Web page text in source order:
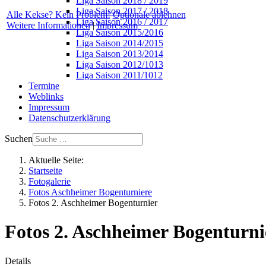
Liga Saison 2017 / 2018
Liga Saison 2016 / 2017
Liga Saison 2015/2016
Liga Saison 2014/2015
Liga Saison 2013/2014
Liga Saison 2012/1013
Liga Saison 2011/1012
Termine
Weblinks
Impressum
Datenschutzerklärung
Suchen
Aktuelle Seite:
Startseite
Fotogalerie
Fotos Aschheimer Bogenturniere
Fotos 2. Aschheimer Bogenturnier
Fotos 2. Aschheimer
Details
Alle Kekse? Kein Problem! Optionale ablehnen
Weitere Informationen|Impressum